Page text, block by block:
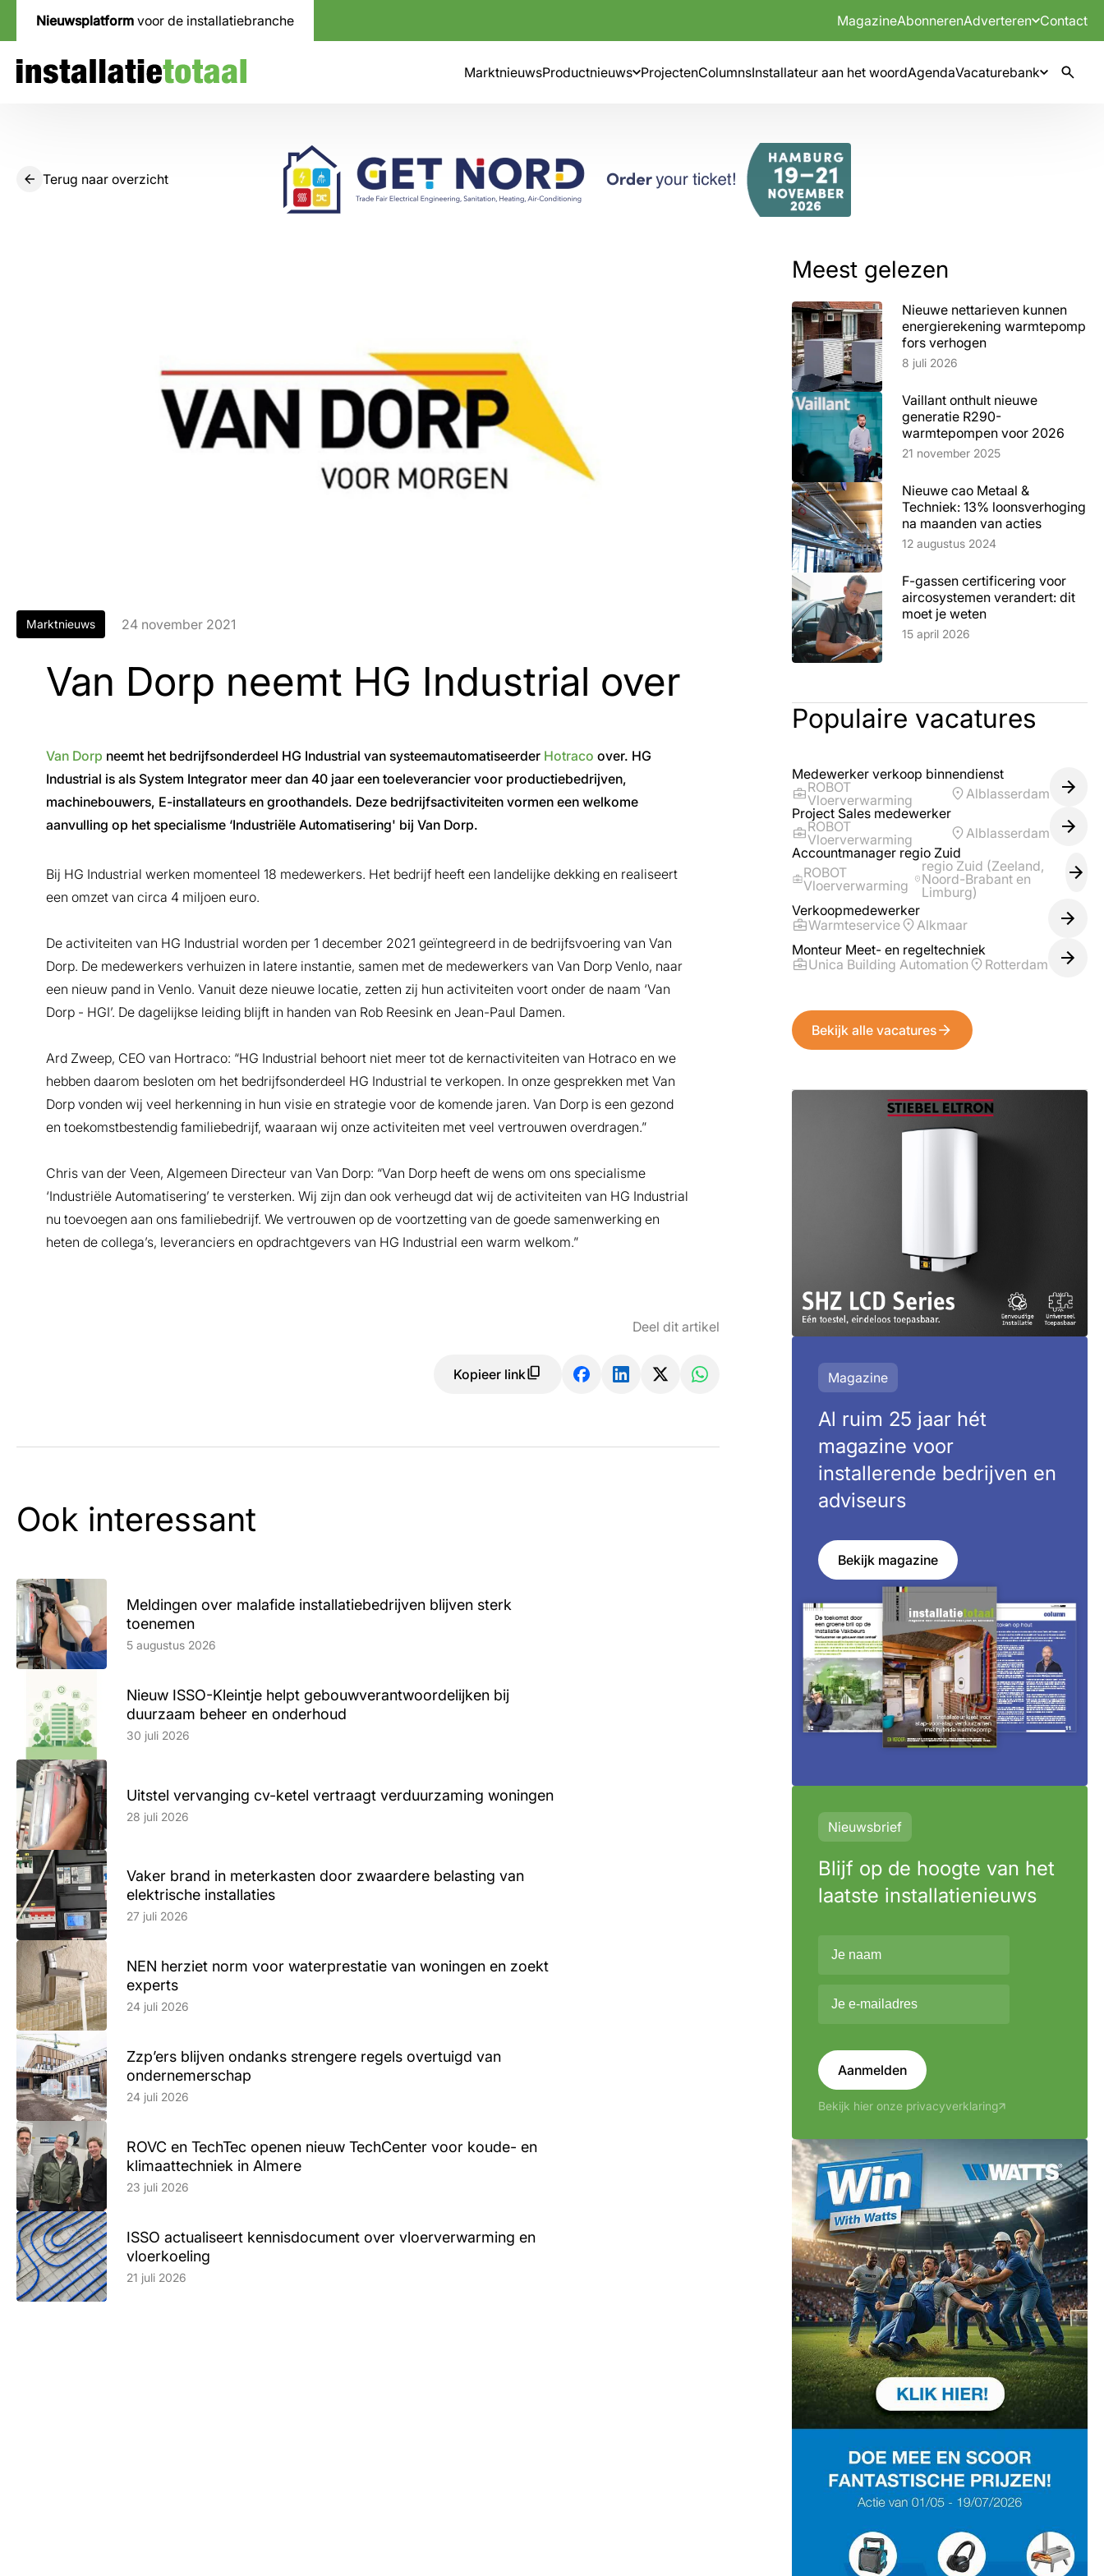
Nieuwsplatform voor de installatiebranche MagazineAbonnerenAdverteren Contact
MarktnieuwsProductnieuws ProjectenColumnsInstallateur aan het woordAgendaVacaturebank
Terug naar overzicht
Marktnieuws 24 november 2021
Van Dorp neemt HG Industrial over
Van Dorp neemt het bedrijfsonderdeel HG Industrial van systeemautomatiseerder Hotraco over. HG
Industrial is als System Integrator meer dan 40 jaar een toeleverancier voor productiebedrijven,
machinebouwers, E-installateurs en groothandels. Deze bedrijfsactiviteiten vormen een welkome
aanvulling op het specialisme ‘Industriële Automatisering' bij Van Dorp.
Bij HG Industrial werken momenteel 18 medewerkers. Het bedrijf heeft een landelijke dekking en realiseert
een omzet van circa 4 miljoen euro.
De activiteiten van HG Industrial worden per 1 december 2021 geïntegreerd in de bedrijfsvoering van Van
Dorp. De medewerkers verhuizen in latere instantie, samen met de medewerkers van Van Dorp Venlo, naar
een nieuw pand in Venlo. Vanuit deze nieuwe locatie, zetten zij hun activiteiten voort onder de naam ‘Van
Dorp - HGI’. De dagelijkse leiding blijft in handen van Rob Reesink en Jean-Paul Damen.
Ard Zweep, CEO van Hortraco: “HG Industrial behoort niet meer tot de kernactiviteiten van Hotraco en we
hebben daarom besloten om het bedrijfsonderdeel HG Industrial te verkopen. In onze gesprekken met Van
Dorp vonden wij veel herkenning in hun visie en strategie voor de komende jaren. Van Dorp is een gezond
en toekomstbestendig familiebedrijf, waaraan wij onze activiteiten met veel vertrouwen overdragen.”
Chris van der Veen, Algemeen Directeur van Van Dorp: “Van Dorp heeft de wens om ons specialisme
‘Industriële Automatisering’ te versterken. Wij zijn dan ook verheugd dat wij de activiteiten van HG Industrial
nu toevoegen aan ons familiebedrijf. We vertrouwen op de voortzetting van de goede samenwerking en
heten de collega’s, leveranciers en opdrachtgevers van HG Industrial een warm welkom.”
Deel dit artikel
Kopieer link
Ook interessant
Meldingen over malafide installatiebedrijven blijven sterk
toenemen
Lees artikel
5 augustus 2026
Nieuw ISSO-Kleintje helpt gebouwverantwoordelijken bij
duurzaam beheer en onderhoud
Lees artikel
30 juli 2026
Uitstel vervanging cv-ketel vertraagt verduurzaming woningen
Lees artikel
28 juli 2026
Vaker brand in meterkasten door zwaardere belasting van
elektrische installaties
Lees artikel
27 juli 2026
NEN herziet norm voor waterprestatie van woningen en zoekt
experts
Lees artikel
24 juli 2026
Zzp’ers blijven ondanks strengere regels overtuigd van
ondernemerschap
Lees artikel
24 juli 2026
ROVC en TechTec openen nieuw TechCenter voor koude- en
klimaattechniek in Almere
Lees artikel
23 juli 2026
ISSO actualiseert kennisdocument over vloerverwarming en
vloerkoeling
Lees artikel
21 juli 2026
Meest gelezen
Nieuwe nettarieven kunnen
energierekening warmtepomp
fors verhogen
Lees artikel
8 juli 2026
Vaillant onthult nieuwe
generatie R290-
warmtepompen voor 2026
Lees artikel
21 november 2025
Nieuwe cao Metaal &
Techniek: 13% loonsverhoging
na maanden van acties
Lees artikel
12 augustus 2024
F-gassen certificering voor
aircosystemen verandert: dit
moet je weten
Lees artikel
15 april 2026
Populaire vacatures
Medewerker verkoop binnendienst
ROBOT
Vloerverwarming
Alblasserdam
Project Sales medewerker
ROBOT
Vloerverwarming
Alblasserdam
Accountmanager regio Zuid
ROBOT
Vloerverwarming
regio Zuid (Zeeland,
Noord-Brabant en
Limburg)
Verkoopmedewerker
Warmteservice
Alkmaar
Monteur Meet- en regeltechniek
Unica Building Automation
Rotterdam
Bekijk alle vacatures
Magazine
Al ruim 25 jaar hét
magazine voor
installerende bedrijven en
adviseurs
Bekijk magazine
Nieuwsbrief
Blijf op de hoogte van het
laatste installatienieuws
Aanmelden
Bekijk hier onze privacyverklaring